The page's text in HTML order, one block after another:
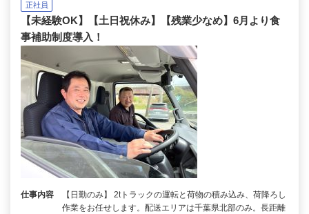
正社員
【未経験OK】【土日祝休み】【残業少なめ】6月より食
事補助制度導入！
仕事内容
【日勤のみ】 2tトラックの運転と荷物の積み込み、荷降ろし
作業をお任せします。配送エリアは千葉県北部のみ。長距離